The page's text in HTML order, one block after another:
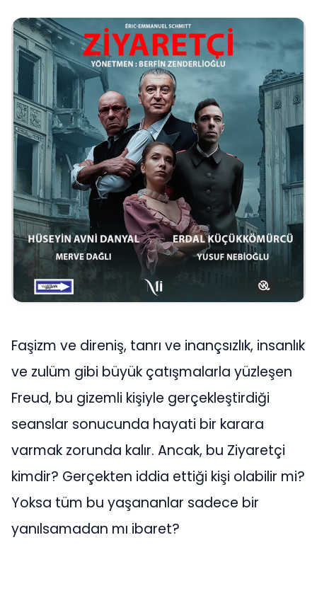
Faşizm ve direniş, tanrı ve inançsızlık, insanlık
ve zulüm gibi büyük çatışmalarla yüzleşen
Freud, bu gizemli kişiyle gerçekleştirdiği
seanslar sonucunda hayati bir karara
varmak zorunda kalır. Ancak, bu Ziyaretçi
kimdir? Gerçekten iddia ettiği kişi olabilir mi?
Yoksa tüm bu yaşananlar sadece bir
yanılsamadan mı ibaret?